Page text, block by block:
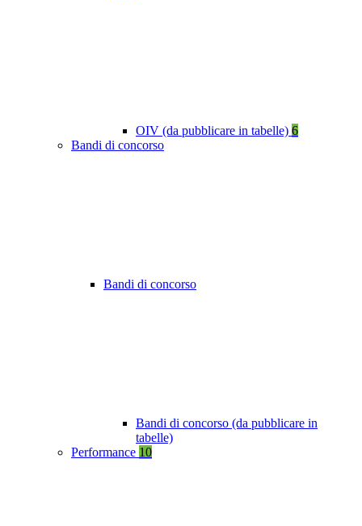
OIV (da pubblicare in tabelle) 6
Bandi di concorso
Bandi di concorso
Bandi di concorso (da pubblicare in
tabelle)
Performance 10